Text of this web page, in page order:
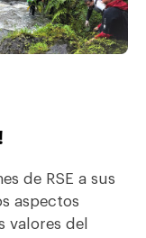
de RSE a sus
aspectos
valores del